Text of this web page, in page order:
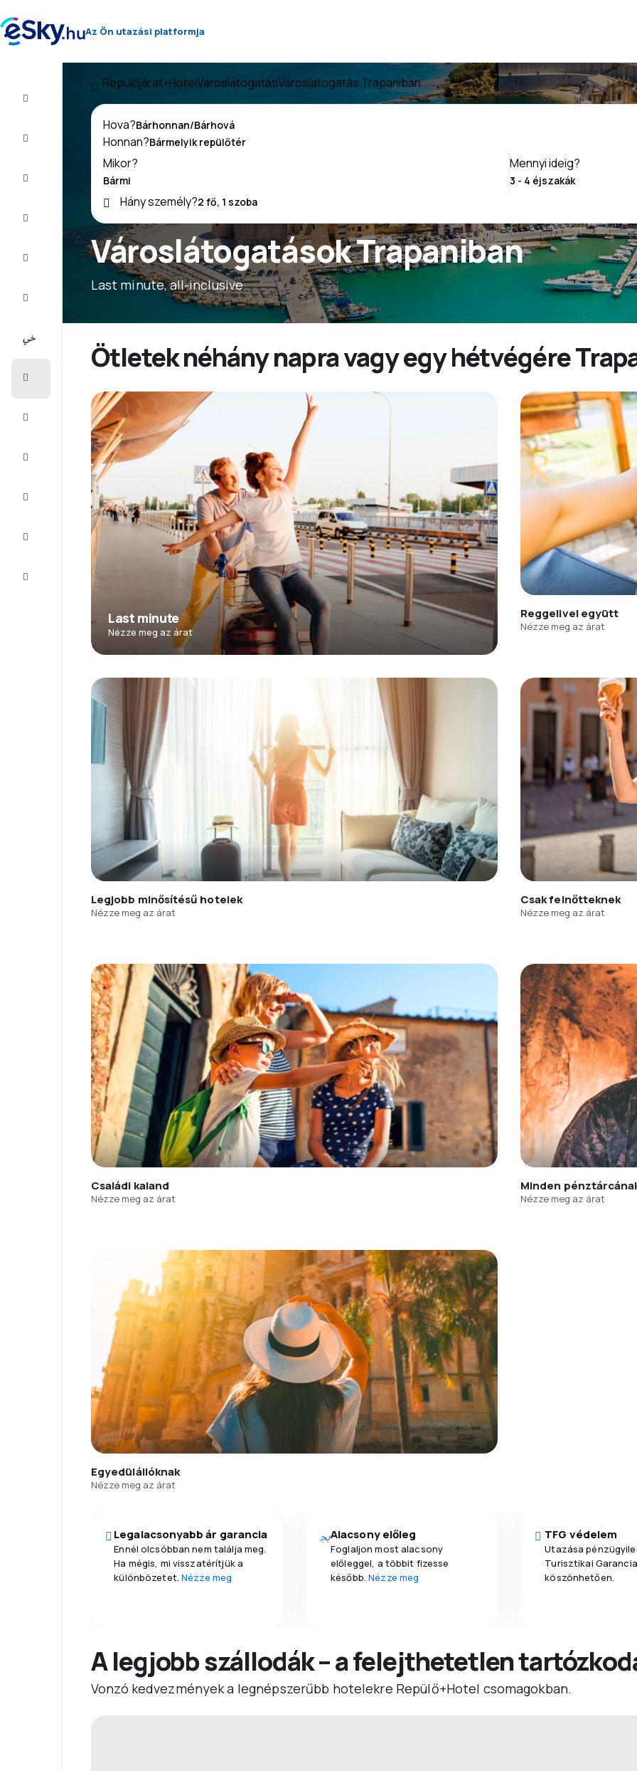
Az Ön utazási platformja
Ügyfélszolgálat
Repülőjárat+HotelVároslátogatásVároslátogatás Trapaniban
Városlátogatások Trapaniban
Last minute, all-inclusive
Hova?
Honnan?
Mikor?
Mennyi ideig?
Hány személy?
Ötletek néhány napra vagy egy hétvégére
Last minute
Nézze meg az árat
Reggelivel együtt
Nézze meg az árat
Legjobb minősítésű hotelek
Nézze meg az árat
Csak felnőtteknek
Nézze meg az árat
Családi kaland
Nézze meg az árat
Minden
Nézze meg az árat
Egyedülállóknak
Nézze meg az árat
Legalacsonyabb ár garancia
Ennél olcsóbban nem találja meg.
Ha mégis, mi visszatérítjük a
különbözetet.Nézze meg
Alacsony előleg
Foglaljon most alacsony
előleggel, a többit fizesse
később.Nézze meg
TFG védelem
Utazása
Turisztikai
köszönhetően.
A legjobb szállodák – a felejthetetlen
Vonzó kedvezmények a legnépszerűbb hotelekre Repülő+Hotel csomagokban.